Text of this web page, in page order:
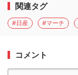
関連タグ
#日産 #マーチ
コメント